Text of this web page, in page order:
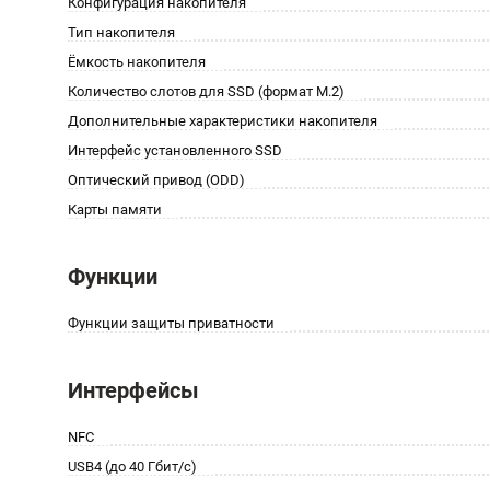
Тип накопителя
Ёмкость накопителя
Количество слотов для SSD (формат M.2)
Дополнительные характеристики накопителя
Интерфейс установленного SSD
Оптический привод (ODD)
Карты памяти
Функции
Функции защиты приватности
Интерфейсы
NFC
USB4 (до 40 Гбит/с)